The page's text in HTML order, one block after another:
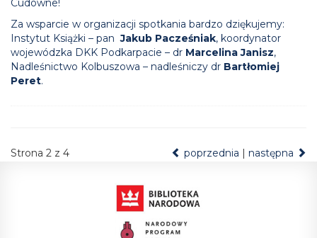
Za wsparcie w organizacji spotkania bardzo dziękujemy:
Instytut Książki – panJakub Pacześniak, koordynator
wojewódzka DKK Podkarpacie – dr Marcelina Janisz,
Nadleśnictwo Kolbuszowa – nadleśniczy dr Bartłomiej
Peret.
Strona 2 z 4 poprzednia | następna